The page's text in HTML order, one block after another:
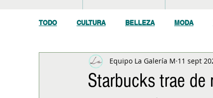
TODO CULTURA BELLEZA MODA
GASTRONOMÍA Y VINOS SALUD
Starbucks trae de
Equipo La Galería M 11 sept